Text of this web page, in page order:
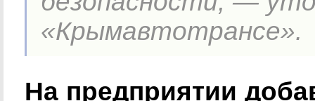
«Крымавтотрансе».
На предприятии